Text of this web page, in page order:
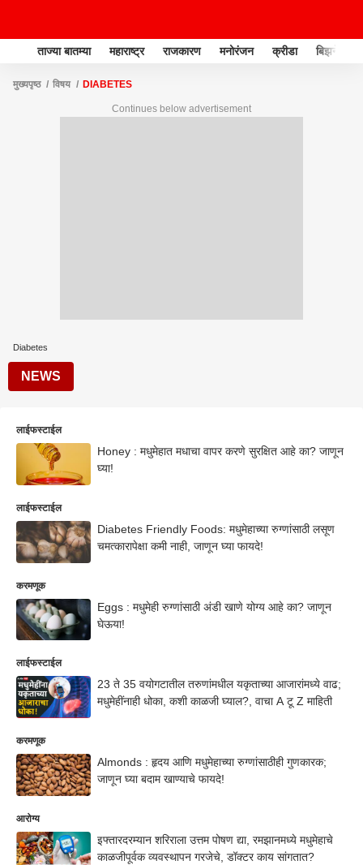
ताज्या बातम्या महाराष्ट्र राजकारण मनोरंजन क्रीडा बिझनेस
मुख्यपृष्ठ विषय DIABETES
Continues below advertisement
Diabetes
NEWS
लाईफस्टाईल
Honey : मधुमेहात मधाचा वापर करणे सुरक्षित आहे का? जाणून
घ्या!
लाईफस्टाईल
Diabetes Friendly Foods: मधुमेहाच्या रुग्णांसाठी लसूण
चमत्कारापेक्षा कमी नाही, जाणून घ्या फायदे!
करमणूक
Eggs : मधुमेही रुग्णांसाठी अंडी खाणे योग्य आहे का? जाणून
घेऊया!
लाईफस्टाईल
23 ते 35 वयोगटातील तरुणांमधील यकृताच्या आजारांमध्ये वाढ;
मधुमेहींनाही धोका, कशी काळजी घ्याल?, वाचा A टू Z माहिती
करमणूक
Almonds : हृदय आणि मधुमेहाच्या रुग्णांसाठीही गुणकारक;
जाणून घ्या बदाम खाण्याचे फायदे!
आरोग्य
इफ्तारदरम्यान शरिराला उत्तम पोषण द्या, रमझानमध्ये मधुमेहाचे
काळजीपूर्वक व्यवस्थापन गरजेचे, डॉक्टर काय सांगतात?